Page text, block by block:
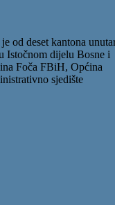
od deset kantona
Istočnom dijelu Bosne i
Foča FBiH, Općina
sjedište